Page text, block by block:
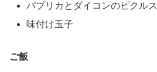
パプリカとダイコンのピクルス
味付け玉子
ご飯